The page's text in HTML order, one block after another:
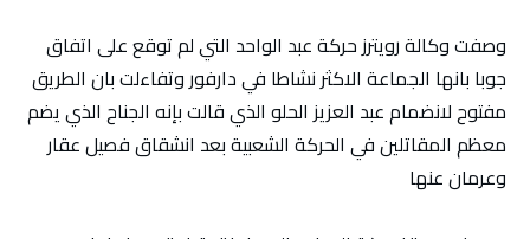
وصفت وكالة رويترز حركة عبد الواحد التي لم توقع على اتفاق
جوبا بانها الجماعة الاكثر نشاطا في دارفور وتفاءلت بان الطريق
مفتوح لانضمام عبد العزيز الحلو الذي قالت بإنه الجناح الذي يضم
معظم المقاتلين في الحركة الشعبية بعد انشقاق فصيل عقار
وعرمان عنها